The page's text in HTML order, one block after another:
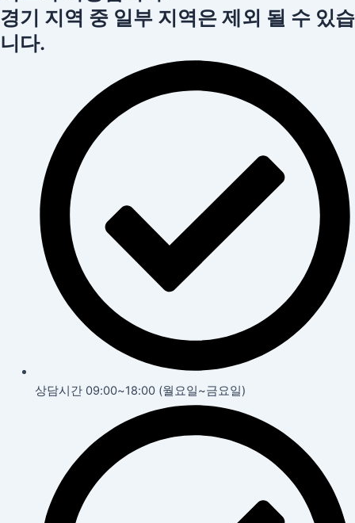
경기 지역 중 일부 지역은 제외 될 수 있습
니다.
상담시간 09:00~18:00 (월요일~금요일)